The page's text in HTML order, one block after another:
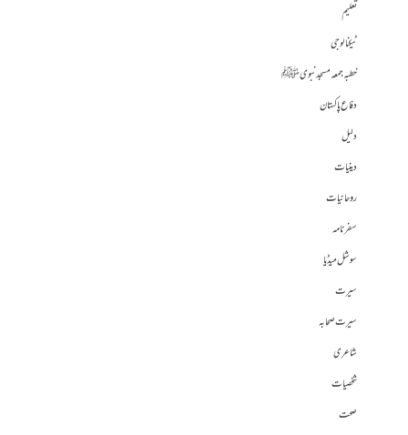
تعلیم
ٹیکنالوجی
خطبہ جمعہ مسجد نبوی ﷺ
دفاع پاکستان
دلیل
دینیات
روحانیات
سفرنامہ
سوشل میڈیا
سیرت
سیرت صحابہ
شاعری
شخصیات
صحت